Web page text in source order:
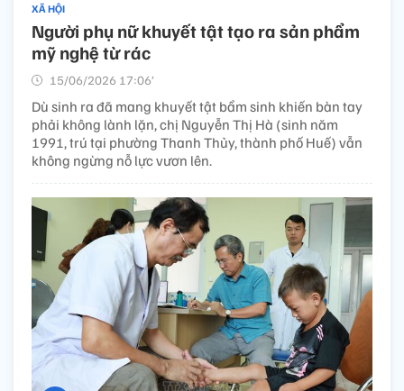
XÃ HỘI
Người phụ nữ khuyết tật tạo ra sản phẩm
mỹ nghệ từ rác
15/06/2026 17:06’
Dù sinh ra đã mang khuyết tật bẩm sinh khiến bàn tay
phải không lành lặn, chị Nguyễn Thị Hà (sinh năm
1991, trú tại phường Thanh Thủy, thành phố Huế) vẫn
không ngừng nỗ lực vươn lên.